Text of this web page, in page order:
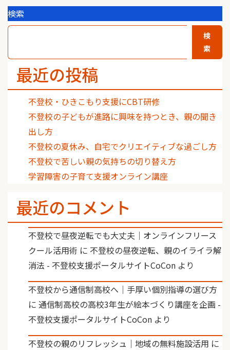
検索
検
索
最近の投稿
不登校・ひきこもり支援にCBT研修
不登校の子どもが進路に興味を持つとき、親の聞き
出し方
不登校の夏休み、自宅でクリエイティブな過ごし方
不登校で苦しい親の気持ちの切り替え方
学習障害の子育て支援オンライン講座
最近のコメント
不登校で昼夜逆転でも大丈夫｜オンラインフリース
クール活用術 に 不登校の昼夜逆転、親のイライラ解
消法 - 不登校支援ポータルサイトCoCon より
不登校から通信制高校へ｜手厚い個別指導の選び方
に 通信制高校の高校3年生が絵本づくり講座を企画 -
不登校支援ポータルサイトCoCon より
不登校の親のリフレッシュ｜地域の無料施設活用 に